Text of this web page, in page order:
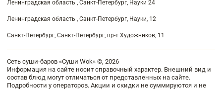
Ленинградская область , Санкт-Петербург, Науки 24
Ленинградская область , Санкт-Петербург, Науки, 12
Санкт-Петербург, Санкт-Петербург, пр-т Художников, 11
Сеть суши-баров «Суши Wok» ©, 2026
Информация на сайте носит справочный характер. Внешний вид и
состав блюд могут отличаться от представленных на сайте.
Подробности у операторов. Акции и скидки не суммируются и не